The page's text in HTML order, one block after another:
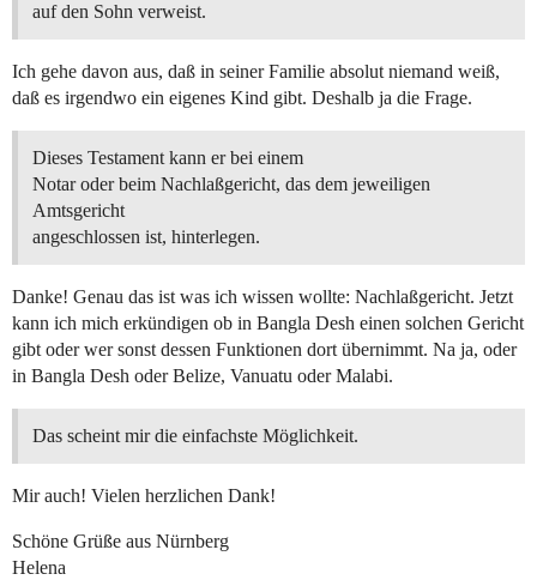
auf den Sohn verweist.
Ich gehe davon aus, daß in seiner Familie absolut niemand weiß,
daß es irgendwo ein eigenes Kind gibt. Deshalb ja die Frage.
Dieses Testament kann er bei einem
Notar oder beim Nachlaßgericht, das dem jeweiligen
Amtsgericht
angeschlossen ist, hinterlegen.
Danke! Genau das ist was ich wissen wollte: Nachlaßgericht. Jetzt
kann ich mich erkündigen ob in Bangla Desh einen solchen Gericht
gibt oder wer sonst dessen Funktionen dort übernimmt. Na ja, oder
in Bangla Desh oder Belize, Vanuatu oder Malabi.
Das scheint mir die einfachste Möglichkeit.
Mir auch! Vielen herzlichen Dank!
Schöne Grüße aus Nürnberg
Helena